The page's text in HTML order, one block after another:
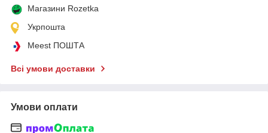
Магазини Rozetka
Укрпошта
Meest ПОШТА
Всі умови доставки
Умови оплати